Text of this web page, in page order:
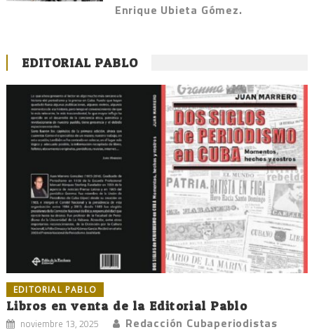
Enrique Ubieta Gómez.
EDITORIAL PABLO
EDITORIAL PABLO
Libros en venta de la Editorial Pablo
noviembre 13, 2025 Redacción Cubaperiodistas